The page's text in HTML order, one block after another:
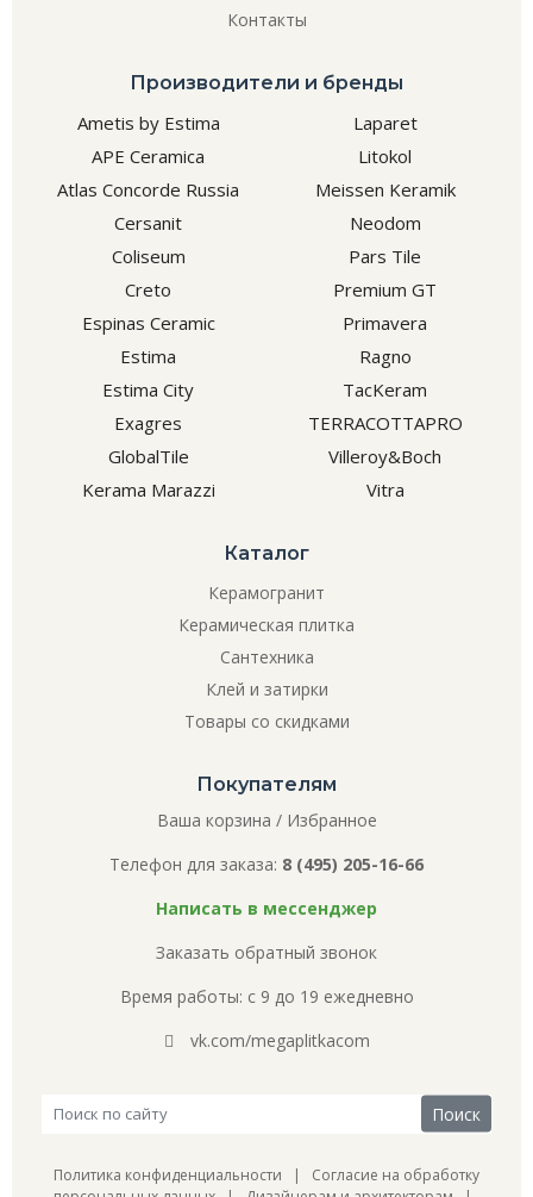
Контакты
Производители и бренды
Ametis by Estima
APE Ceramica
Atlas Concorde Russia
Cersanit
Coliseum
Creto
Espinas Ceramic
Estima
Estima City
Exagres
GlobalTile
Kerama Marazzi
Laparet
Litokol
Meissen Keramik
Neodom
Pars Tile
Premium GT
Primavera
Ragno
TacKeram
TERRACOTTAPRO
Villeroy&Boch
Vitra
Каталог
Керамогранит
Керамическая плитка
Сантехника
Клей и затирки
Товары со скидками
Покупателям
Ваша корзина / Избранное
Телефон для заказа: 8 (495) 205-16-66
Написать в мессенджер
Заказать обратный звонок
Время работы: с 9 до 19 ежедневно
vk.com/megaplitkacom
Политика конфиденциальности | Согласие на обработку